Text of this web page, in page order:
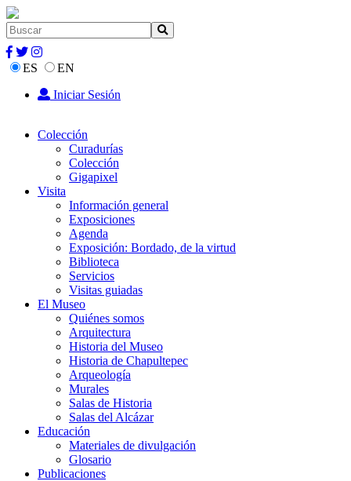
ES
EN
Iniciar Sesión
Colección
Curadurías
Colección
Gigapixel
Visita
Información general
Exposiciones
Agenda
Exposición: Bordado, de la virtud
Biblioteca
Servicios
Visitas guiadas
El Museo
Quiénes somos
Arquitectura
Historia del Museo
Historia de Chapultepec
Arqueología
Murales
Salas de Historia
Salas del Alcázar
Educación
Materiales de divulgación
Glosario
Publicaciones